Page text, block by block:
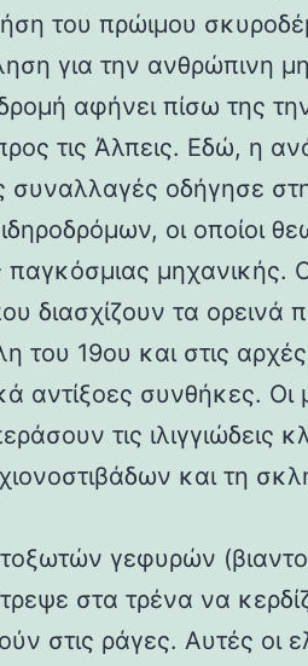
του πρώιμου
για την ανθρώπινη
αφήνει πίσω της
τις Άλπεις. Εδώ, η
συναλλαγές οδήγησε
οι οποίοι
μηχανικής.
διασχίζουν τα ορεινά
του 19ου και στις
αντίξοες συνθήκες. Οι
τις ιλιγγιώδεις
και τη
γεφυρών
στα τρένα να
στις ράγες. Αυτές οι